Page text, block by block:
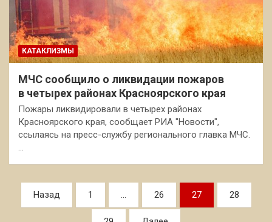
КАТАКЛИЗМЫ
МЧС сообщило о ликвидации пожаров
в четырех районах Красноярского края
Пожары ликвидировали в четырех районах
Красноярского края, сообщает РИА "Новости",
ссылаясь на пресс-службу регионального главка МЧС.
…
Пагинация
записей
Назад 1 … 26 27 28